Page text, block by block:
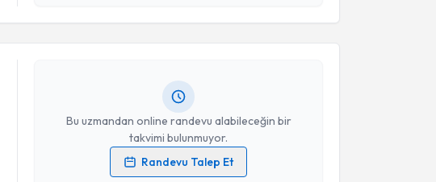
işlenmesini kabul ediyorum.
Bu uzmandan online randevu alabileceğin bir
takvimi bulunmuyor.
Randevu Talep Et
Kişisel verilerimin işlenmesine ilişkinAydınlatma Metni